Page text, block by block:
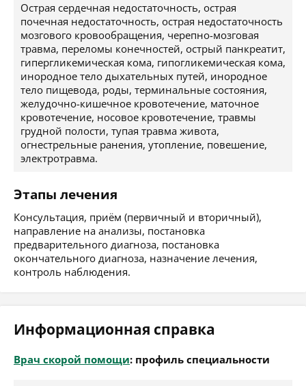
Острая сердечная недостаточность, острая
почечная недостаточность, острая недостаточность
мозгового кровообращения, черепно-мозговая
травма, переломы конечностей, острый панкреатит,
гипергликемическая кома, гипогликемическая кома,
инородное тело дыхательных путей, инородное
тело пищевода, роды, терминальные состояния,
желудочно-кишечное кровотечение, маточное
кровотечение, носовое кровотечение, травмы
грудной полости, тупая травма живота,
огнестрельные ранения, утопление, повешение,
электротравма.
Этапы лечения
Консультация, приём (первичный и вторичный),
направление на анализы, постановка
предварительного диагноза, постановка
окончательного диагноза, назначение лечения,
контроль наблюдения.
Информационная справка
Врач скорой помощи: профиль специальности